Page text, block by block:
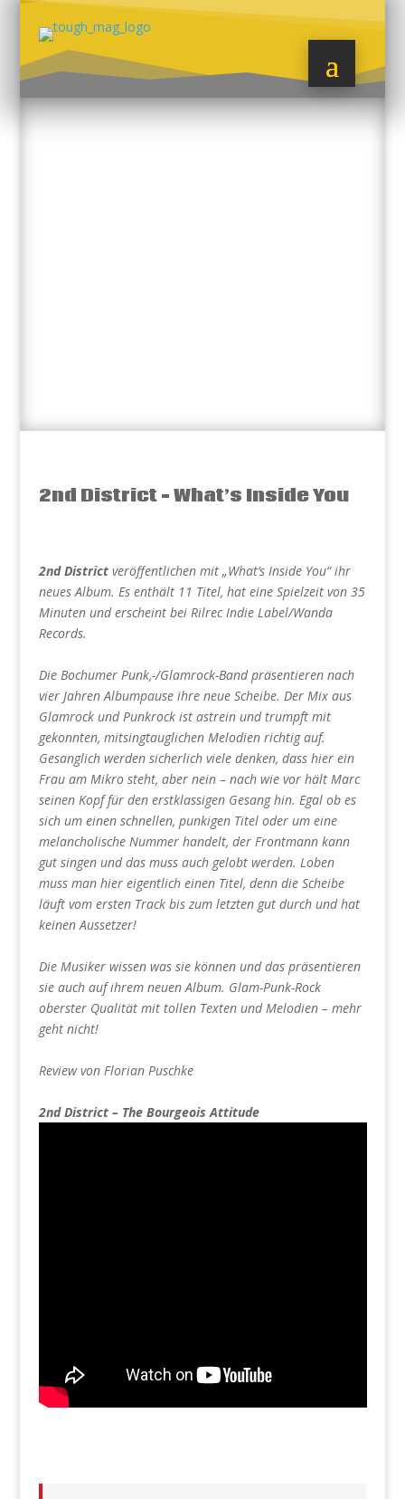
2nd District – What’s Inside You
2nd Districtveröffentlichen mit „What’s Inside You“ ihr
neues Album. Es enthält 11 Titel, hat eine Spielzeit von 35
Minuten und erscheint bei Rilrec Indie Label/Wanda
Records.
Die Bochumer Punk,-/Glamrock-Band präsentieren nach
vier Jahren Albumpause ihre neue Scheibe. Der Mix aus
Glamrock und Punkrock ist astrein und trumpft mit
gekonnten, mitsingtauglichen Melodien richtig auf.
Gesanglich werden sicherlich viele denken, dass hier ein
Frau am Mikro steht, aber nein – nach wie vor hält Marc
seinen Kopf für den erstklassigen Gesang hin. Egal ob es
sich um einen schnellen, punkigen Titel oder um eine
melancholische Nummer handelt, der Frontmann kann
gut singen und das muss auch gelobt werden. Loben
muss man hier eigentlich einen Titel, denn die Scheibe
läuft vom ersten Track bis zum letzten gut durch und hat
keinen Aussetzer!
Die Musiker wissen was sie können und das präsentieren
sie auch auf ihrem neuen Album. Glam-Punk-Rock
oberster Qualität mit tollen Texten und Melodien – mehr
geht nicht!
Review von Florian Puschke
2nd District – The Bourgeois Attitude